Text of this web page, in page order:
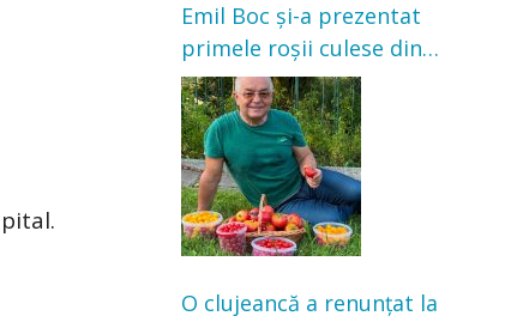
Emil Boc și-a prezentat
primele roșii culese din
grădină: „Niciun magazin
nu poate oferi această
satisfacție”
O clujeancă a renunțat la